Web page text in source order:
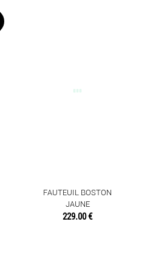
FAUTEUIL BOSTON
JAUNE
229.00 €